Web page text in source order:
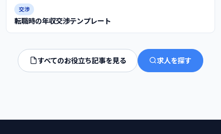
交渉
転職時の年収交渉テンプレート
すべてのお役立ち記事を見る 求人を探す